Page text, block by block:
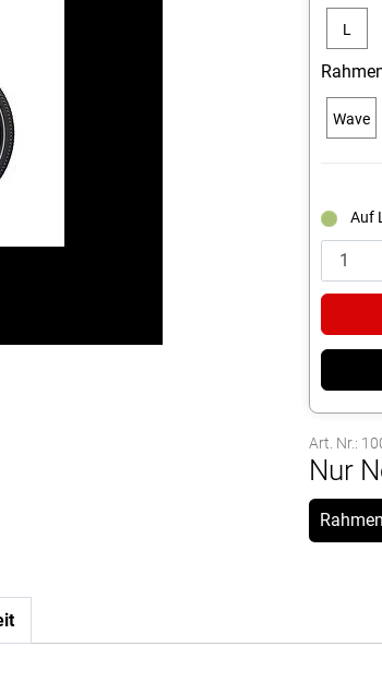
L
Wave
Auf
Art. Nr.:
Nur